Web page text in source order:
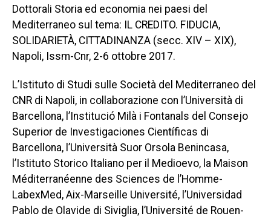
Dottorali Storia ed economia nei paesi del
Mediterraneo sul tema: IL CREDITO. FIDUCIA,
SOLIDARIETÀ, CITTADINANZA (secc. XIV – XIX),
Napoli, Issm-Cnr, 2-6 ottobre 2017.
L’Istituto di Studi sulle Società del Mediterraneo del
CNR di Napoli, in collaborazione con l’Università di
Barcellona, l’Institució Milà i Fontanals del Consejo
Superior de Investigaciones Científicas di
Barcellona, l’Università Suor Orsola Benincasa,
l’Istituto Storico Italiano per il Medioevo, la Maison
Méditerranéenne des Sciences de l’Homme-
LabexMed, Aix-Marseille Université, l’Universidad
Pablo de Olavide di Siviglia, l’Université de Rouen-